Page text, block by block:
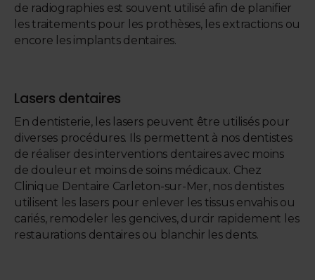
de radiographies est souvent utilisé afin de planifier
les traitements pour les prothèses, les extractions ou
encore les implants dentaires.
Lasers dentaires
En dentisterie, les lasers peuvent être utilisés pour
diverses procédures. Ils permettent à nos dentistes
de réaliser des interventions dentaires avec moins
de douleur et moins de soins médicaux. Chez
Clinique Dentaire Carleton-sur-Mer, nos dentistes
utilisent les lasers pour enlever les tissus envahis ou
cariés, remodeler les gencives, durcir rapidement les
restaurations dentaires ou blanchir les dents.